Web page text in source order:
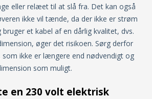
eller relæet til at slå fra. Det kan også
ikke vil tænde, da der ikke er strøm
et kabel af en dårlig kvalitet, dvs.
øger det risikoen. Sørg derfor
ikke er længere end nødvendigt og
som muligt.
en 230 volt elektrisk